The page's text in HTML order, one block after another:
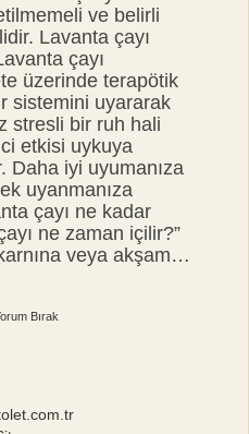
ve belirli
Lavanta çayı
çayı
üzerinde terapötik
sistemini uyararak
stresli bir ruh hali
etkisi uykuya
Daha iyi uyumanıza
uyanmanıza
çayı ne kadar
ne zaman içilir?”
veya akşam…
Bırak